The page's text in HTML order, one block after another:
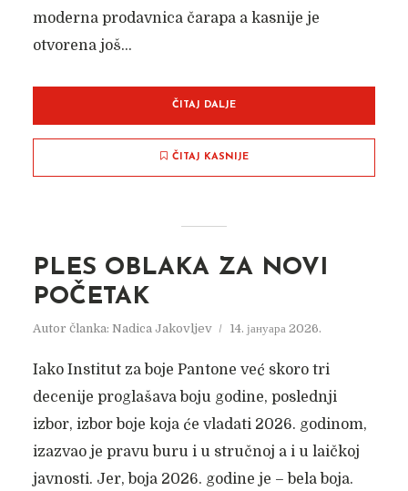
moderna prodavnica čarapa a kasnije je
otvorena još...
ČITAJ DALJE
ČITAJ KASNIJE
PLES OBLAKA ZA NOVI
POČETAK
Autor članka: Nadica Jakovljev 14. јануара 2026.
Iako Institut za boje Pantone već skoro tri
decenije proglašava boju godine, poslednji
izbor, izbor boje koja će vladati 2026. godinom,
izazvao je pravu buru i u stručnoj a i u laičkoj
javnosti. Jer, boja 2026. godine je – bela boja.